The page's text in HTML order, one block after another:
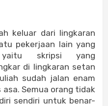
keluar dari lingkaran
pekerjaan lain yang
skripsi yang
di lingkaran setan
sudah jalan enam
Semua orang tidak
sendiri untuk benar-